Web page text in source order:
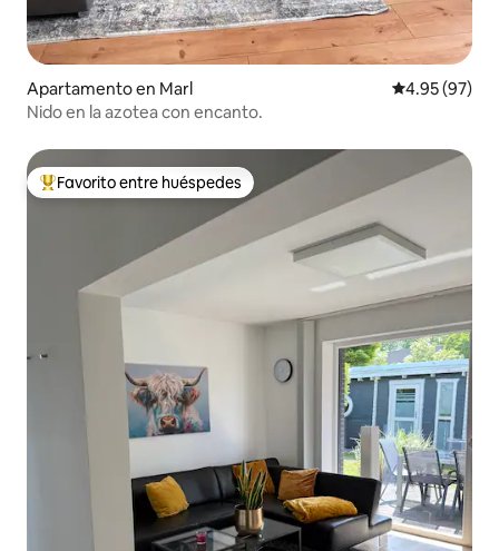
Apartamento en Marl Calificación
4.95 (97)
Nido en la azotea con encanto.
Favorito entre huéspedes preferido
Favorito entre huéspedes